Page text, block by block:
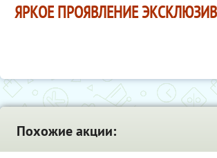
ЯРКОЕ ПРОЯВЛЕНИЕ
Похожие акции: